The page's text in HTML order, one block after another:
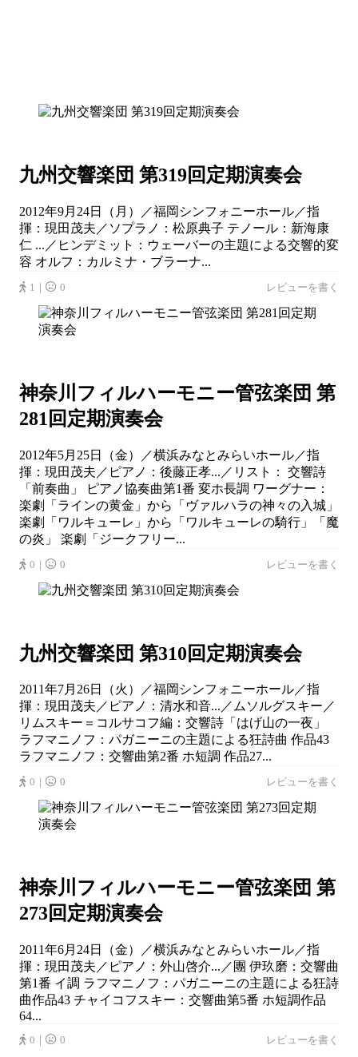
九州交響楽団 第319回定期演奏会
2012年9月24日（月）／福岡シンフォニーホール／指
揮：現田茂夫／ソプラノ：松原典子 テノール：新海康
仁 ...／ヒンデミット：ウェーバーの主題による交響的変
容 オルフ：カルミナ・ブラーナ...
1｜ 0 レビューを書く
神奈川フィルハーモニー管弦楽団 第
281回定期演奏会
2012年5月25日（金）／横浜みなとみらいホール／指
揮：現田茂夫／ピアノ：後藤正孝...／リスト： 交響詩
「前奏曲」 ピアノ協奏曲第1番 変ホ長調 ワーグナー：
楽劇「ラインの黄金」から「ヴァルハラの神々の入城」
楽劇「ワルキューレ」から「ワルキューレの騎行」「魔
の炎」 楽劇「ジークフリー...
0｜ 0 レビューを書く
九州交響楽団 第310回定期演奏会
2011年7月26日（火）／福岡シンフォニーホール／指
揮：現田茂夫／ピアノ：清水和音...／ムソルグスキー／
リムスキー＝コルサコフ編：交響詩「はげ山の一夜」
ラフマニノフ：パガニーニの主題による狂詩曲 作品43
ラフマニノフ：交響曲第2番 ホ短調 作品27...
0｜ 0 レビューを書く
神奈川フィルハーモニー管弦楽団 第
273回定期演奏会
2011年6月24日（金）／横浜みなとみらいホール／指
揮：現田茂夫／ピアノ：外山啓介...／團 伊玖磨：交響曲
第1番 イ調 ラフマニノフ：パガニーニの主題による狂詩
曲作品43 チャイコフスキー：交響曲第5番 ホ短調作品
64...
0｜ 0 レビューを書く